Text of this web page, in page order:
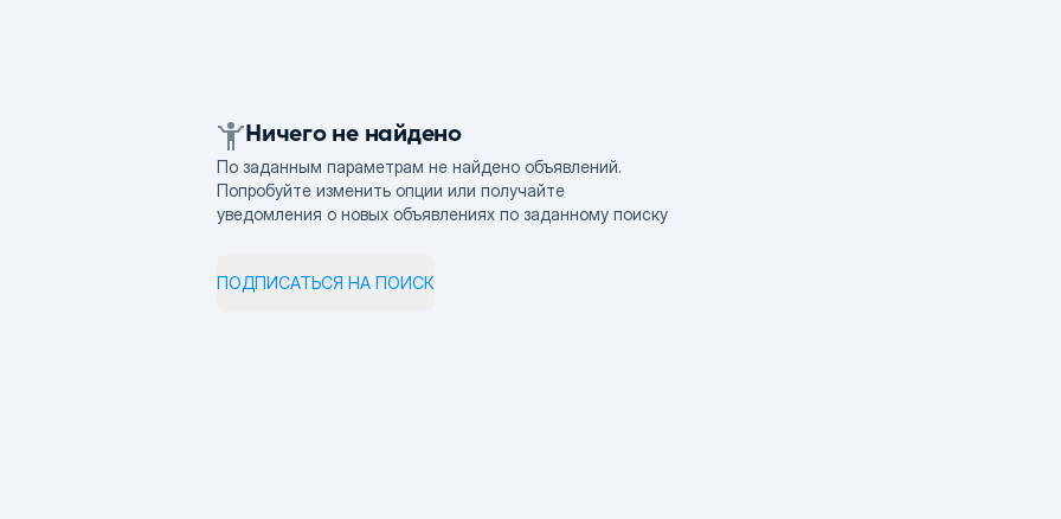
Ничего не найдено
По заданным параметрам не найдено объявлений.
Попробуйте изменить опции или получайте
уведомления о новых объявлениях по заданному поиску
ПОДПИСАТЬСЯ НА ПОИСК